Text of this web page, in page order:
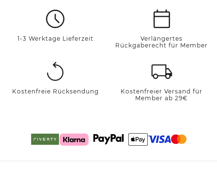
1-3 Werktage Lieferzeit
Verlängertes
Rückgaberecht für Member
Kostenfreie Rücksendung
Kostenfreier Versand für
Member ab 29€